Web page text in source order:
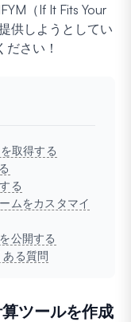
（If It Fits Your
供しようとしてい
さい！
取得する
る
ムをカスタマイ
公開する
る質問
ツールを作成